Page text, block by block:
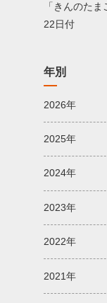
「きんのた
22日付
年別
2026年
2025年
2024年
2023年
2022年
2021年